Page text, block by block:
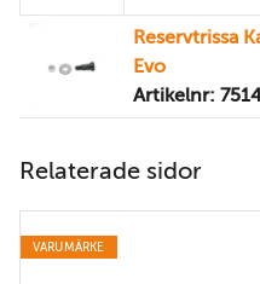
Reservtrissa
Evo
Artikelnr:
Relaterade sidor
VARUMÄRKE